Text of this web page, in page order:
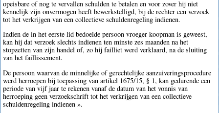
opeisbare of nog te vervallen schulden te betalen en voor zover hij niet
kennelijk zijn onvermogen heeft bewerkstelligd, bij de rechter een verzoek
tot het verkrijgen van een collectieve schuldenregeling indienen.
Indien de in het eerste lid bedoelde persoon vroeger koopman is geweest,
kan hij dat verzoek slechts indienen ten minste zes maanden na het
stopzetten van zijn handel of, zo hij failliet werd verklaard, na de sluiting
van het faillissement.
De persoon waarvan de minnelijke of gerechtelijke aanzuiveringsprocedure
werd herroepen bij toepassing van artikel 1675/15, § 1, kan gedurende een
periode van vijf jaar te rekenen vanaf de datum van het vonnis van
herroeping geen verzoekschrift tot het verkrijgen van een collectieve
schuldenregeling indienen ».